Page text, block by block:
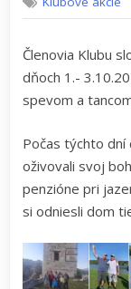
Členovia Klubu
dňoch 1.-
spevom a
Počas týchto dní
oživovali svoj
penzióne pri
si odniesli dom